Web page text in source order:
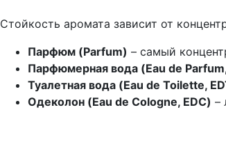
Стойкость аромата зависит от
Парфюм (Parfum) – самый
Парфюмерная вода (Eau de
Туалетная вода (Eau de Toilette,
Одеколон (Eau de Cologne, EDC) –